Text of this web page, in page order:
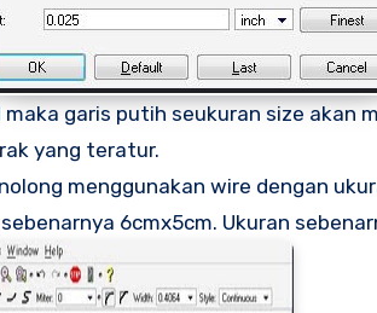
maka garis putih seukuran size akan
yang teratur.
menggunakan wire dengan
6cmx5cm. Ukuran